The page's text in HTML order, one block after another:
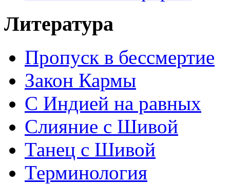
Литература
Пропуск в бессмертие
Закон Кармы
С Индией на равных
Слияние с Шивой
Танец с Шивой
Терминология